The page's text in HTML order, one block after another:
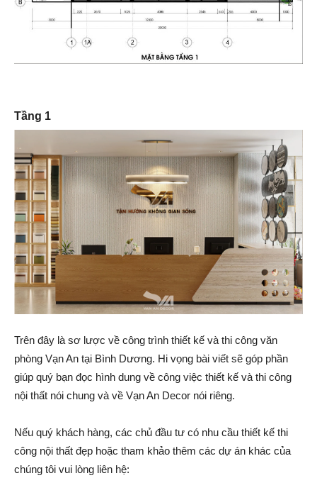
Tầng 1
Trên đây là sơ lược về công trình thiết kế và thi công văn
phòng Vạn An tại Bình Dương. Hi vọng bài viết sẽ góp phần
giúp quý bạn đọc hình dung về công việc thiết kế và thi công
nội thất nói chung và về Vạn An Decor nói riêng.
Nếu quý khách hàng, các chủ đầu tư có nhu cầu thiết kế thi
công nội thất đẹp hoặc tham khảo thêm các dự án khác của
chúng tôi vui lòng liên hệ: